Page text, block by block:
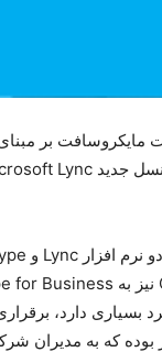
بسیاری دارد،
که به مدیران